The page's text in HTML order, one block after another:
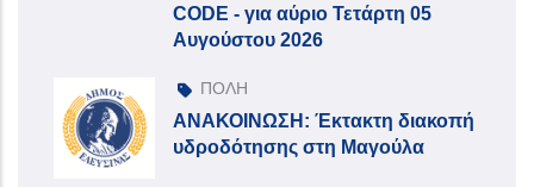
CODE - για αύριο Τετάρτη 05
Αυγούστου 2026
ΠΟΛΗ
ΑΝΑΚΟΙΝΩΣΗ: Έκτακτη διακοπή
υδροδότησης στη Μαγούλα